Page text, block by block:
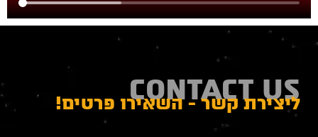
CONTACT US
ליצירת קשר - השאירו פרטים!